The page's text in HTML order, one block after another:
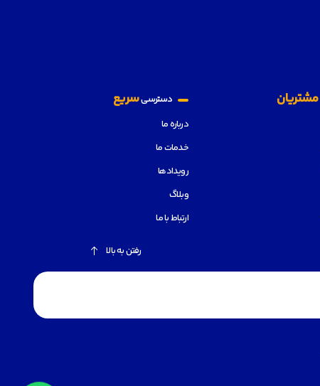
مشتریان دسترسیسریع
درباره ما
خدمات ما
رویدادها
وبلاگ
ارتباط با ما
رفتن به بالا